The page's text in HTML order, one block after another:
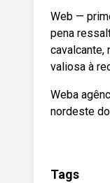
Web —
pena
cavalcante,
valiosa à
Weba
nordeste
Tags